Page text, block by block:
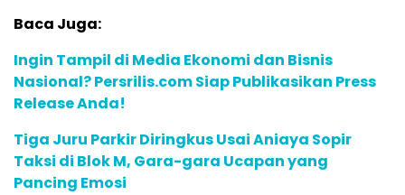
Baca Juga:
Ingin Tampil di Media Ekonomi dan Bisnis
Nasional? Persrilis.com Siap Publikasikan Press
Release Anda!
Tiga Juru Parkir Diringkus Usai Aniaya Sopir
Taksi di Blok M, Gara-gara Ucapan yang
Pancing Emosi